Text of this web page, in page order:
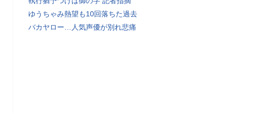
ゆうちゃみ熱望も10回落ちた過去
バカヤロー…人気声優が別れ悲痛